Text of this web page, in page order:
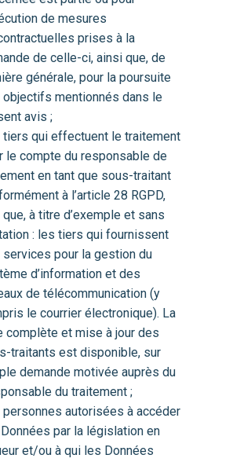
de mesures
prises à la
de celle-ci, ainsi que, de
générale, pour la poursuite
mentionnés dans le
avis ;
tiers qui effectuent le traitement
le compte du responsable de
en tant que sous-traitant
à l’article 28 RGPD,
à titre d’exemple et sans
: les tiers qui fournissent
pour la gestion du
d’information et des
de télécommunication (y
le courrier électronique). La
complète et mise à jour des
traitants est disponible, sur
demande motivée auprès du
du traitement ;
personnes autorisées à accéder
par la législation en
et/ou à qui les Données